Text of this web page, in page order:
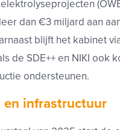
dan €3 miljard aan
blijft het kabinet
de SDE++ en NIKI ook
ondersteunen.
en infrastructuur